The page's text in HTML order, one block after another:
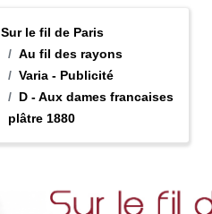
Sur le fil de Paris
Au fil des rayons
Varia - Publicité
D - Aux dames francaises
plâtre 1880